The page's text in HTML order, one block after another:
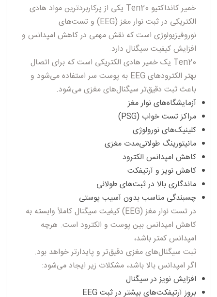
خمیر کانداکتیو Ten20 یکی از پرکاربردترین مواد هادی
الکتریکی در ثبتنوار مغز (EEG)
و تست‌های
نوروفیزیولوژی است که نقش مهمی در کاهش امپدانس و
افزایش کیفیت سیگنال دارد.
Ten20 یک خمیر هادی الکتریکی است که برای اتصال
بهتر الکترودهای EEG به پوست سر استفاده می‌شود و
باعث ثبت دقیق‌تر سیگنال‌های مغزی می‌شود.
آزمایشگاه‌های نوار مغز
مراکز تست خواب (PSG)
کلینیک‌های نورولوژی
مانیتورینگ طولانی‌مدت مغزی
کاهش امپدانس الکترود
کاهش نویز و آرتیفکت
ماندگاری بالا در ثبت‌های طولانی
چسبندگی مناسب بدون آسیب پوستی
در تستنوار مغز (EEG)
کیفیت سیگنال کاملاً وابسته به
کاهش امپدانس بین پوست و الکترود است. هرچه
امپدانس کمتر باشد،
ثبت سیگنال‌های مغزی دقیق‌تر و پایدارتر خواهد بود.
اگر امپدانس بالا باشد، مشکلات زیر ایجاد می‌شود:
افزایش نویز در سیگنال
بروز آرتیفکت‌های بیشتر در ثبت EEG